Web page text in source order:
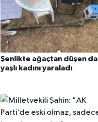
Şenlikte ağaçtan düşen dal
yaşlı kadını yaraladı